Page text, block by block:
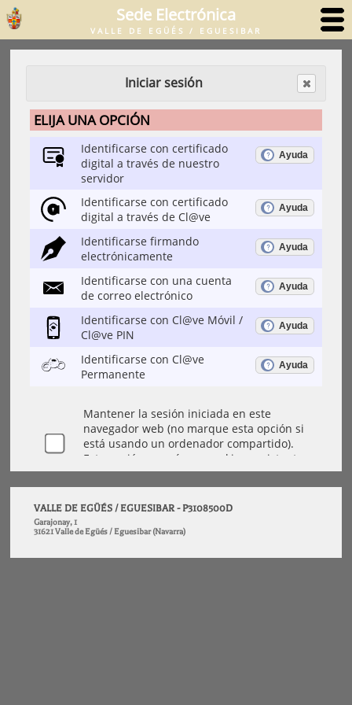
Sede Electrónica
VALLE DE EGÜÉS / EGUESIBAR
Iniciar sesión
VALLE DE EGÜÉS / EGUESIBAR - P3108500D
Garajonay, 1
31621 Valle de Egüés / Eguesibar (Navarra)